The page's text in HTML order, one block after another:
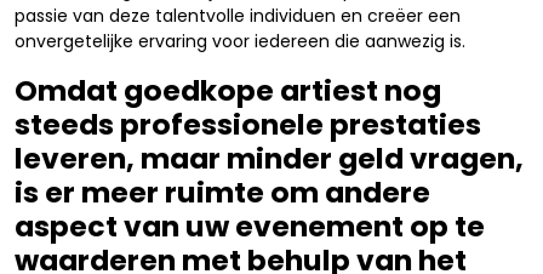
passie van deze talentvolle individuen en creëer een
onvergetelijke ervaring voor iedereen die aanwezig is.
Omdat goedkope artiest nog
steeds professionele prestaties
leveren, maar minder geld vragen,
is er meer ruimte om andere
aspect van uw evenement op te
waarderen met behulp van het